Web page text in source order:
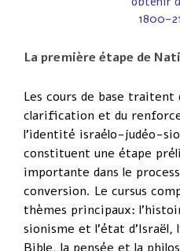
1800-
La première étape de
Les cours de base traitent
clarification et du
l’identité israélo-judéo-
constituent une étape
importante dans le
conversion. Le cursus
thèmes principaux:
sionisme et l’état